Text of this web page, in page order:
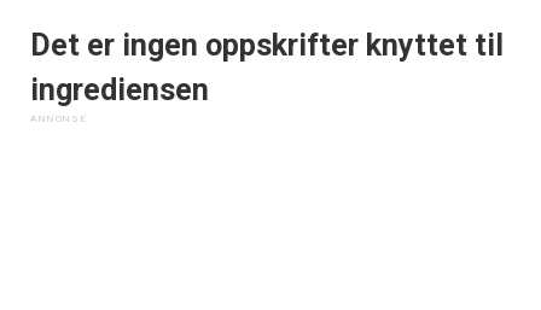
Det er ingen oppskrifter knyttet til
ingrediensen